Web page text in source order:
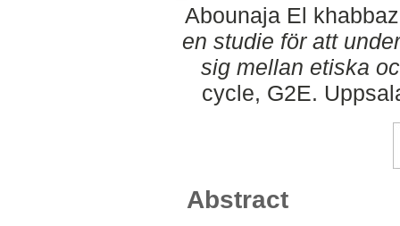
Abounaja El
en studie för att
sig mellan etiska
cycle, G2E.
Abstract